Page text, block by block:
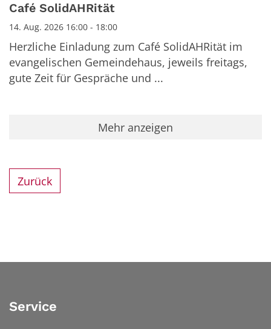
Café SolidAHRität
14. Aug. 2026 16:00 - 18:00
Herzliche Einladung zum Café SolidAHRität im
evangelischen Gemeindehaus, jeweils freitags,
gute Zeit für Gespräche und ...
Mehr anzeigen
Zurück
Service